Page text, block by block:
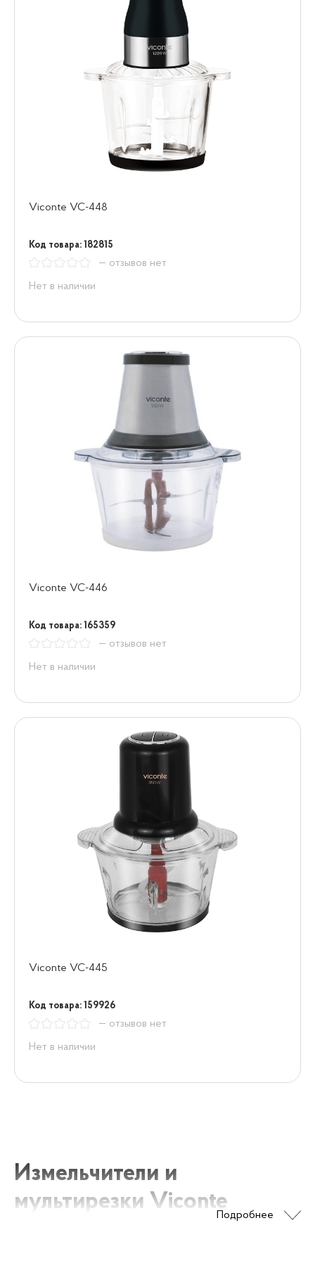
Viconte VC-448
Код товара: 182815
— отзывов нет
Нет в наличии
Viconte VC-446
Код товара: 165359
— отзывов нет
Нет в наличии
Viconte VC-445
Код товара: 159926
— отзывов нет
Нет в наличии
Подробнее
Измельчители и
мультирезки Viconte